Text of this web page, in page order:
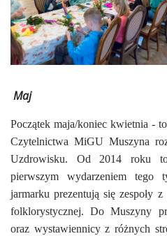
Maj
Początek maja/koniec kwietnia -
Czytelnictwa MiGU Muszyna
Uzdrowisku. Od 2014 roku
pierwszym wydarzeniem tego
jarmarku prezentują się zespoły
folklorystycznej. Do Muszyny
oraz wystawiennicy z różnych